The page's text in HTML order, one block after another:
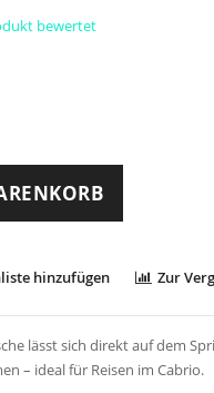
bewertet
hinzufügen Zur
lässt sich direkt auf dem
– ideal für Reisen im Cabrio.